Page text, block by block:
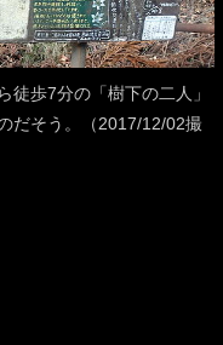
歩7分の「樹下の二人」
だそう。（2017/12/02撮